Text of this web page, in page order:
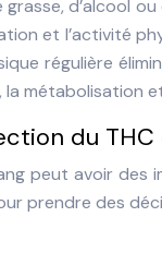
d’alcool
et l’activité
régulière
métabolisation et
du THC
peut avoir des
prendre des